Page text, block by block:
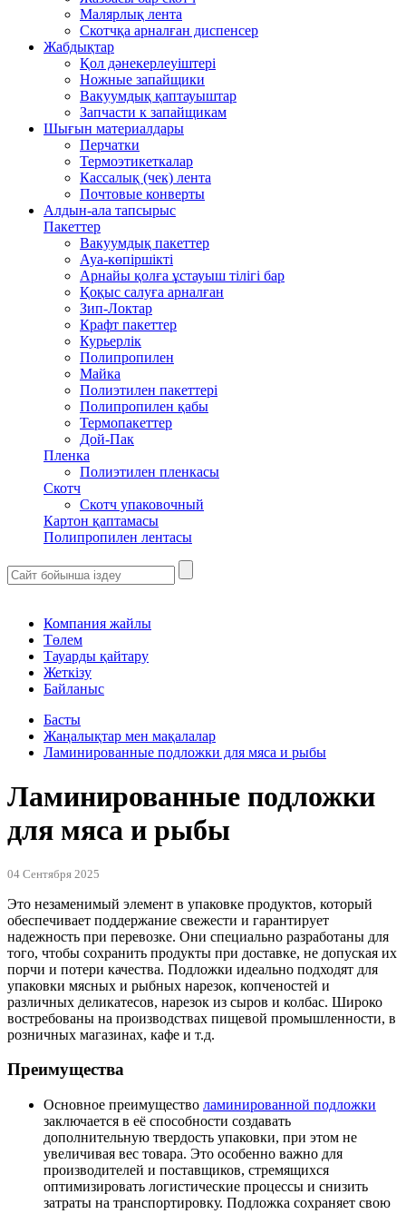
Малярлық лента
Скотчқа арналған диспенсер
Жабдықтар
Қол дәнекерлеуіштері
Ножные запайщики
Вакуумдық қаптауыштар
Запчасти к запайщикам
Шығын материалдары
Перчатки
Термоэтикеткалар
Кассалық (чек) лента
Почтовые конверты
Алдын-ала тапсырыс
Пакеттер
Вакуумдық пакеттер
Ауа-көпіршікті
Арнайы қолға ұстауыш тілігі бар
Қоқыс салуға арналған
Зип-Локтар
Крафт пакеттер
Курьерлік
Полипропилен
Майка
Полиэтилен пакеттері
Полипропилен қабы
Термопакеттер
Дой-Пак
Пленка
Полиэтилен пленкасы
Скотч
Скотч упаковочный
Картон қаптамасы
Полипропилен лентасы
Компания жайлы
Төлем
Тауарды қайтару
Жеткізу
Байланыс
Басты
Жаңалықтар мен мақалалар
Ламинированные подложки для мяса и рыбы
Ламинированные подложки
для мяса и рыбы
04 Сентября 2025
Это незаменимый элемент в упаковке продуктов, который
обеспечивает поддержание свежести и гарантирует
надежность при перевозке. Они специально разработаны для
того, чтобы сохранить продукты при доставке, не допуская их
порчи и потери качества. Подложки идеально подходят для
упаковки мясных и рыбных нарезок, копченостей и
различных деликатесов, нарезок из сыров и колбас. Широко
востребованы на производствах пищевой промышленности, в
розничных магазинах, кафе и т.д.
Преимущества
Основное преимущество ламинированной подложки
заключается в её способности создавать
дополнительную твердость упаковки, при этом не
увеличивая вес товара. Это особенно важно для
производителей и поставщиков, стремящихся
оптимизировать логистические процессы и снизить
затраты на транспортировку. Подложка сохраняет свою